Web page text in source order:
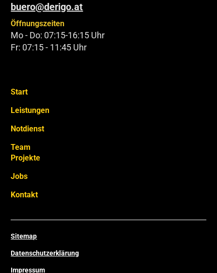
buero@derigo.at
Öffnungszeiten
Mo - Do: 07:15-16:15 Uhr
Fr: 07:15 - 11:45 Uhr
Start
Leistungen
Notdienst
Team
Projekte
Jobs
Kontakt
Sitemap
Datenschutzerklärung
Impressum